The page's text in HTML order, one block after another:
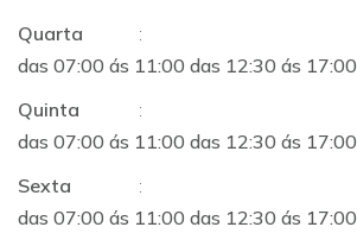
Quarta
:
das 07:00 ás 11:00 das 12:30 ás 17:00
Quinta
:
das 07:00 ás 11:00 das 12:30 ás 17:00
Sexta
:
das 07:00 ás 11:00 das 12:30 ás 17:00